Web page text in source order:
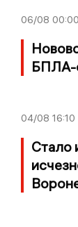
06/08 00:00
БПЛА-
04/08 16:10
Стало